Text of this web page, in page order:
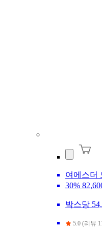
여에스더
30%
박스당
5.0 (리뷰